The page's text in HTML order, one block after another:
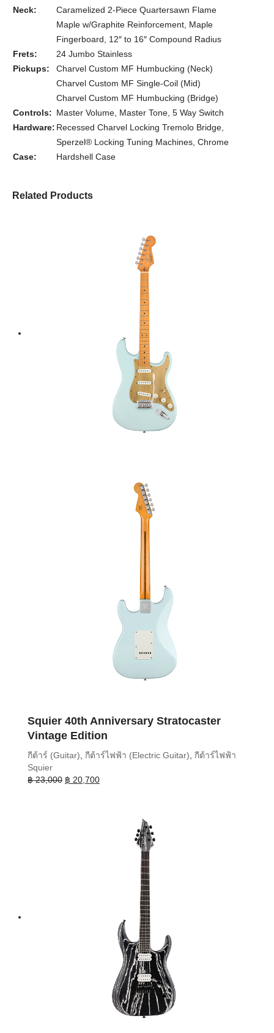
Neck:
Caramelized 2-Piece Quartersawn Flame
Maple w/Graphite Reinforcement, Maple
Fingerboard, 12″ to 16″ Compound Radius
Frets:
24 Jumbo Stainless
Pickups:
Charvel Custom MF Humbucking (Neck)
Charvel Custom MF Single-Coil (Mid)
Charvel Custom MF Humbucking (Bridge)
Controls: Master Volume, Master Tone, 5 Way Switch
Hardware: Recessed Charvel Locking Tremolo Bridge,
Sperzel® Locking Tuning Machines, Chrome
Case:
Hardshell Case
Related Products
Squier 40th Anniversary Stratocaster
Vintage Edition
กีต้าร์ (Guitar) กีต้าร์ไฟฟ้า (Electric Guitar) กีต้าร์ไฟฟ้า
Squier
฿23,000 Original
฿ 20,700Current